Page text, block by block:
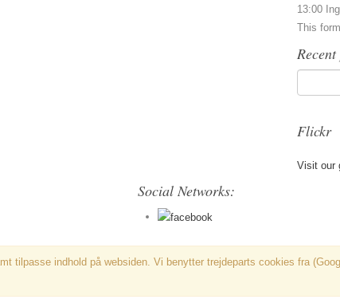
13:00
This
Flickr
Visit our
Social Networks:
tilpasse indhold på websiden. Vi benytter trejdeparts cookies fra